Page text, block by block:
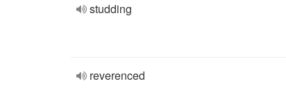
studding
reverenced